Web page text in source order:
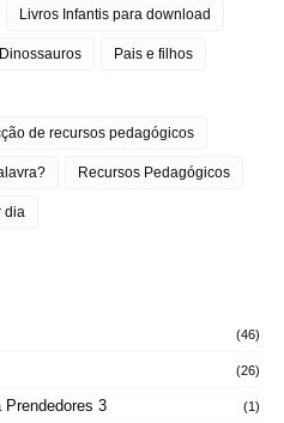
Livros Infantis para download
Pais e filhos
de recursos pedagógicos
Recursos Pedagógicos
dia
(46)
(26)
3 (1)